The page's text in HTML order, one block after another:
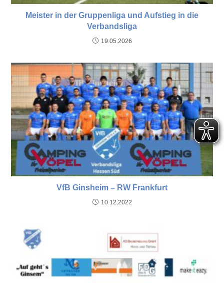
Meister in der Gruppenliga und Aufstieg in die
Verbandsliga
19.05.2026
VfB Ginsheim – RW Frankfurt
10.12.2022